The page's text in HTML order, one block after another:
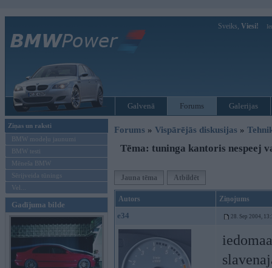
Sveiks, Viesi!
Galvenā Forums Galerijas
Ziņas un raksti
BMW modeļu jaunumi
BMW testi
Mēneša BMW
Sērijveida tūnings
Vel...
Gadījuma bilde
Forums » Vispārējās diskusijas »
Tēma: tuninga kantoris nespeej
Jauna tēma Atbildēt
Autors Ziņojums
e34 28. Sep 2004,